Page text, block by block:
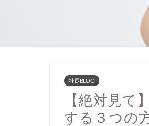
社長BLOG
【絶対見て
する３つの